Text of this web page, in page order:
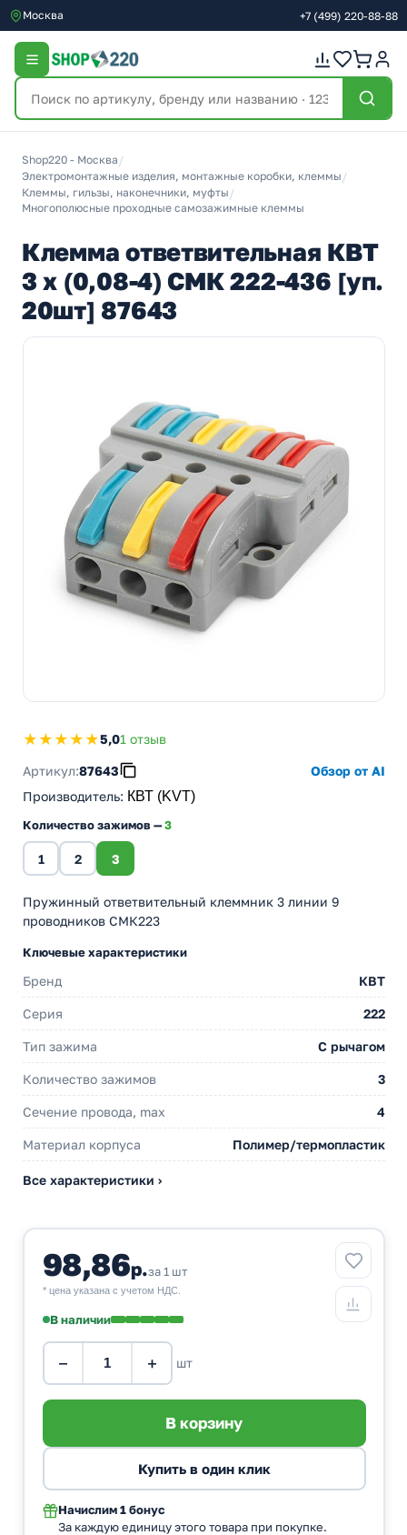
Москва +7 (499) 220-88-88
Shop220 - Москва /
Электромонтажные изделия, монтажные коробки, клеммы /
Клеммы, гильзы, наконечники, муфты /
Многополюсные проходные самозажимные клеммы
Клемма ответвительная КВТ
3 х (0,08-4) СМК 222-436 [уп.
20шт] 87643
★★★★★5,01 отзыв
Артикул:87643
Обзор от AI
Производитель: КВТ (KVT)
Количество зажимов —3
1 2 3
Пружинный ответвительный клеммник 3 линии 9
проводников СМК223
Ключевые характеристики
Бренд КВТ
Серия 222
Тип зажима С рычагом
Количество зажимов 3
Сечение провода, max 4
Материал корпуса Полимер/термопластик
Все характеристики ›
98,86р.за 1 шт
* цена указана с учетом НДС.
В наличии
− + шт
Начислим 1 бонус
За каждую единицу этого товара при покупке.